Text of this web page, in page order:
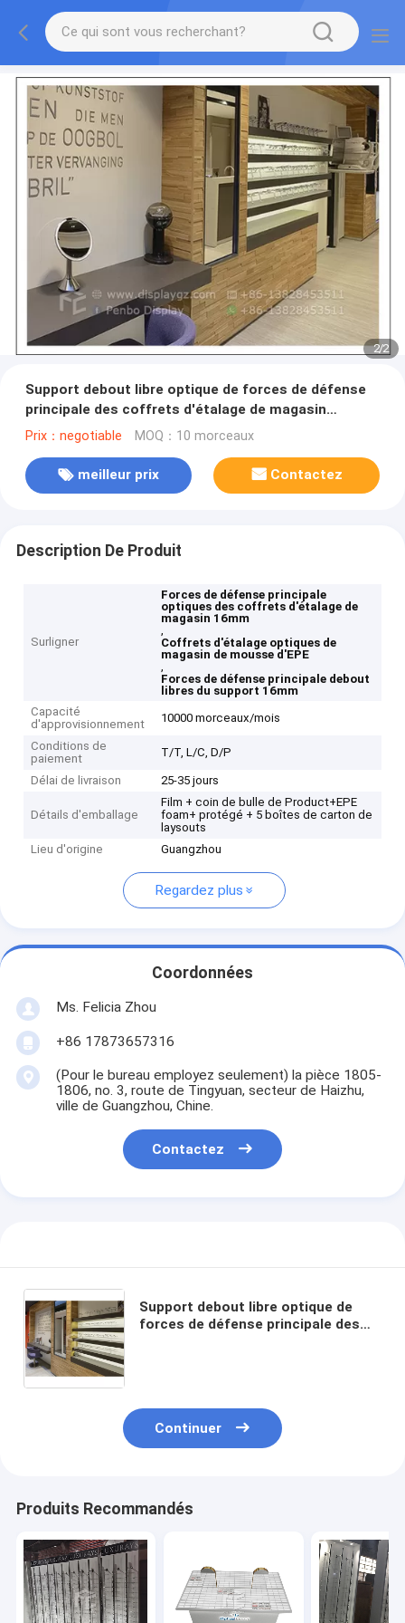
2/2
Support debout libre optique de forces de défense
principale des coffrets d'étalage de magasin
d'Eyewear de mousse d'EPE 16mm
Prix：negotiable MOQ：10 morceaux
meilleur prix Contactez
Description De Produit
Surligner
Forces de défense principale
optiques des coffrets d'étalage de
magasin 16mm
,
Coffrets d'étalage optiques de
magasin de mousse d'EPE
,
Forces de défense principale debout
libres du support 16mm
Capacité
d'approvisionnement
10000 morceaux/mois
Conditions de
paiement
T/T, L/C, D/P
Délai de livraison 25-35 jours
Détails d'emballage
Film + coin de bulle de Product+EPE
foam+ protégé + 5 boîtes de carton de
laysouts
Lieu d'origine
Guangzhou
Regardez plus
Coordonnées
Ms. Felicia Zhou
+86 17873657316
(Pour le bureau employez seulement) la pièce 1805-
1806, no. 3, route de Tingyuan, secteur de Haizhu,
ville de Guangzhou, Chine.
Contactez
Support debout libre optique de
forces de défense principale des
Continuer
Produits Recommandés